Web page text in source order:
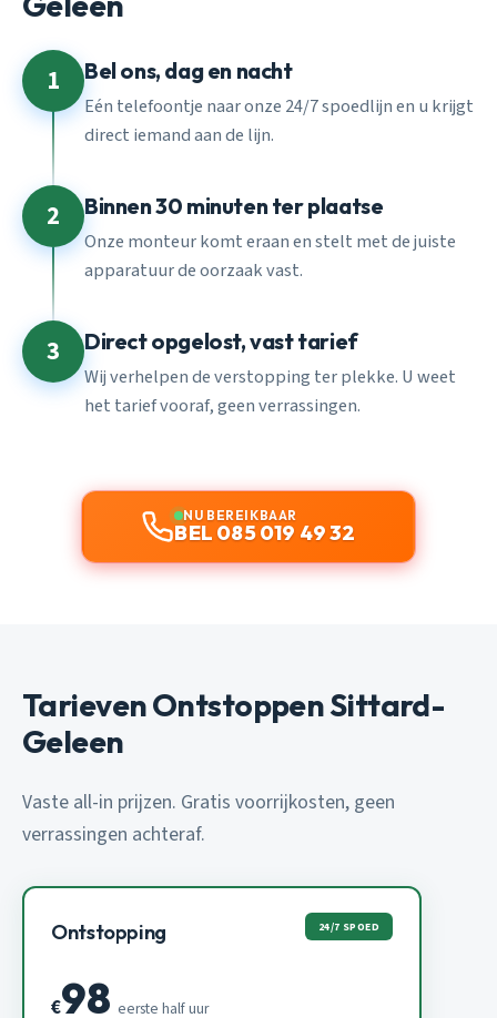
1 Bel ons, dag en nacht
Eén telefoontje naar onze 24/7 spoedlijn en u krijgt
direct iemand aan de lijn.
2 Binnen 30 minuten ter plaatse
Onze monteur komt eraan en stelt met de juiste
apparatuur de oorzaak vast.
3 Direct opgelost, vast tarief
Wij verhelpen de verstopping ter plekke. U weet
het tarief vooraf, geen verrassingen.
NU BEREIKBAAR
BEL 085 019 49 32
Tarieven Ontstoppen Sittard-
Geleen
Vaste all-in prijzen. Gratis voorrijkosten, geen
verrassingen achteraf.
Ontstopping 24/7 SPOED
€98 eerste half uur